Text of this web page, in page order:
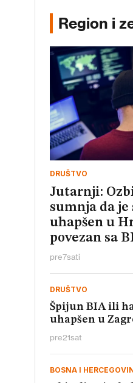
Region i
DRUŠTVO
Jutarnji:
sumnja da
uhapšen u
povezan sa
pre7sati
DRUŠTVO
Špijun BIA ili
uhapšen u
pre21sat
BOSNA I